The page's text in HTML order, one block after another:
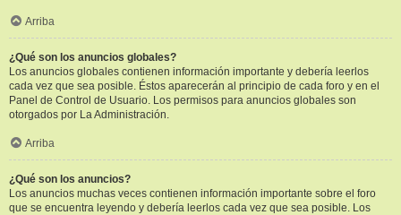
Arriba
¿Qué son los anuncios globales?
Los anuncios globales contienen información importante y debería leerlos
cada vez que sea posible. Éstos aparecerán al principio de cada foro y en el
Panel de Control de Usuario. Los permisos para anuncios globales son
otorgados por La Administración.
Arriba
¿Qué son los anuncios?
Los anuncios muchas veces contienen información importante sobre el foro
que se encuentra leyendo y debería leerlos cada vez que sea posible. Los